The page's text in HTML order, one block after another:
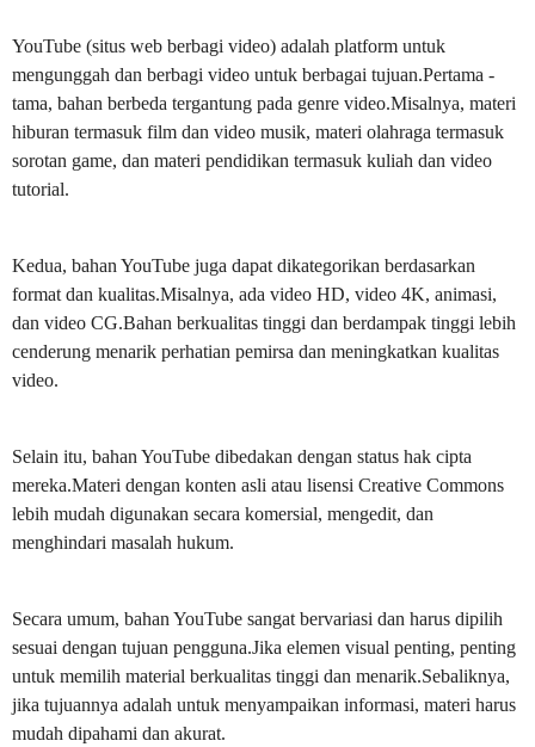
YouTube (situs web berbagi video) adalah platform untuk
mengunggah dan berbagi video untuk berbagai tujuan.Pertama -
tama, bahan berbeda tergantung pada genre video.Misalnya, materi
hiburan termasuk film dan video musik, materi olahraga termasuk
sorotan game, dan materi pendidikan termasuk kuliah dan video
tutorial.
Kedua, bahan YouTube juga dapat dikategorikan berdasarkan
format dan kualitas.Misalnya, ada video HD, video 4K, animasi,
dan video CG.Bahan berkualitas tinggi dan berdampak tinggi lebih
cenderung menarik perhatian pemirsa dan meningkatkan kualitas
video.
Selain itu, bahan YouTube dibedakan dengan status hak cipta
mereka.Materi dengan konten asli atau lisensi Creative Commons
lebih mudah digunakan secara komersial, mengedit, dan
menghindari masalah hukum.
Secara umum, bahan YouTube sangat bervariasi dan harus dipilih
sesuai dengan tujuan pengguna.Jika elemen visual penting, penting
untuk memilih material berkualitas tinggi dan menarik.Sebaliknya,
jika tujuannya adalah untuk menyampaikan informasi, materi harus
mudah dipahami dan akurat.